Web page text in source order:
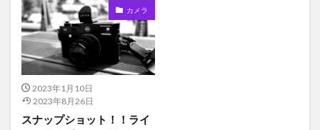
カメラ
2023年1月10日
2023年8月26日
スナップショット！！ライ